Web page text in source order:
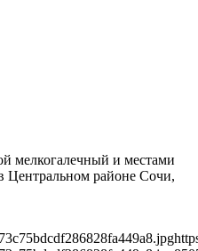
мелкогалечный и местами
Центральном районе Сочи,